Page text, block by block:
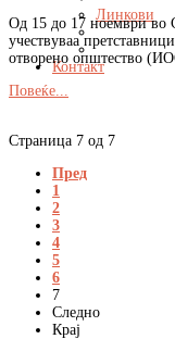
Линкови
Контакт
Од 15 до 17 ноември во
учествуваа
отворено општество
Повеќе...
Страница 7 од 7
Пред
1
2
3
4
5
6
7
Следно
Крај